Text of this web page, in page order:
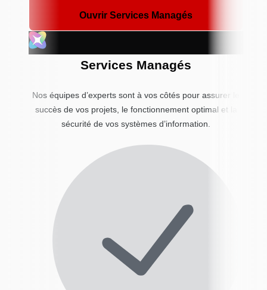
Ouvrir Services Managés
Services Managés
Nos équipes d’experts sont à vos côtés pour assurer le
succès de vos projets, le fonctionnement optimal et la
sécurité de vos systèmes d’information.